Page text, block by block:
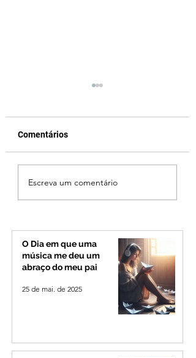
Jovem de 24 anos é
morto após briga
durante luau no
Paranaíba
Comentários
Escreva um comentário
O Dia em que uma
música me deu um
abraço do meu pai
25 de mai. de 2025